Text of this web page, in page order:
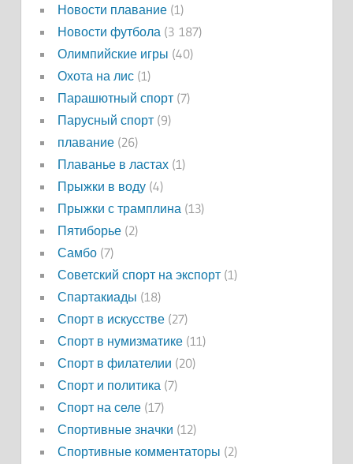
Новости плавание(1)
Новости футбола (3 187)
Олимпийские игры (40)
Охота на лис(1)
Парашютный спорт(7)
Парусный спорт(9)
плавание(26)
Плаванье в ластах(1)
Прыжки в воду(4)
Прыжки с трамплина (13)
Пятиборье(2)
Самбо(7)
Советский спорт на экспорт(1)
Спартакиады (18)
Спорт в искусстве(27)
Спорт в нумизматике(11)
Спорт в филателии (20)
Спорт и политика (7)
Спорт на селе(17)
Спортивные значки (12)
Спортивные комментаторы (2)